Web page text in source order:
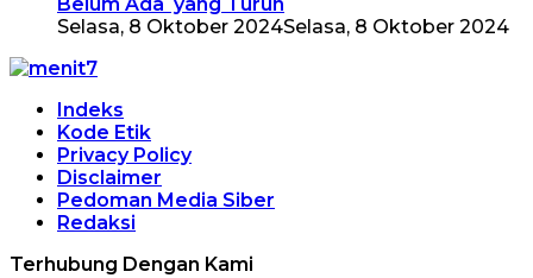
Selasa, 8 Oktober 2024Selasa, 8 Oktober 2024
Indeks
Kode Etik
Privacy Policy
Disclaimer
Pedoman Media Siber
Redaksi
Terhubung Dengan Kami